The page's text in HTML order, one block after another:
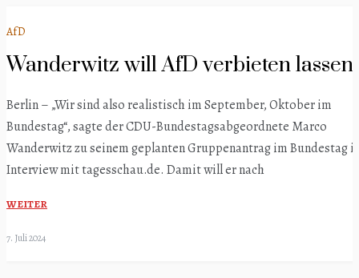
AfD
Wanderwitz will AfD verbieten lassen
Berlin – „Wir sind also realistisch im September, Oktober im
Bundestag“, sagte der CDU-Bundestagsabgeordnete Marco
Wanderwitz zu seinem geplanten Gruppenantrag im Bundestag
Interview mit tagesschau.de. Damit will er nach
WEITER
7. Juli 2024